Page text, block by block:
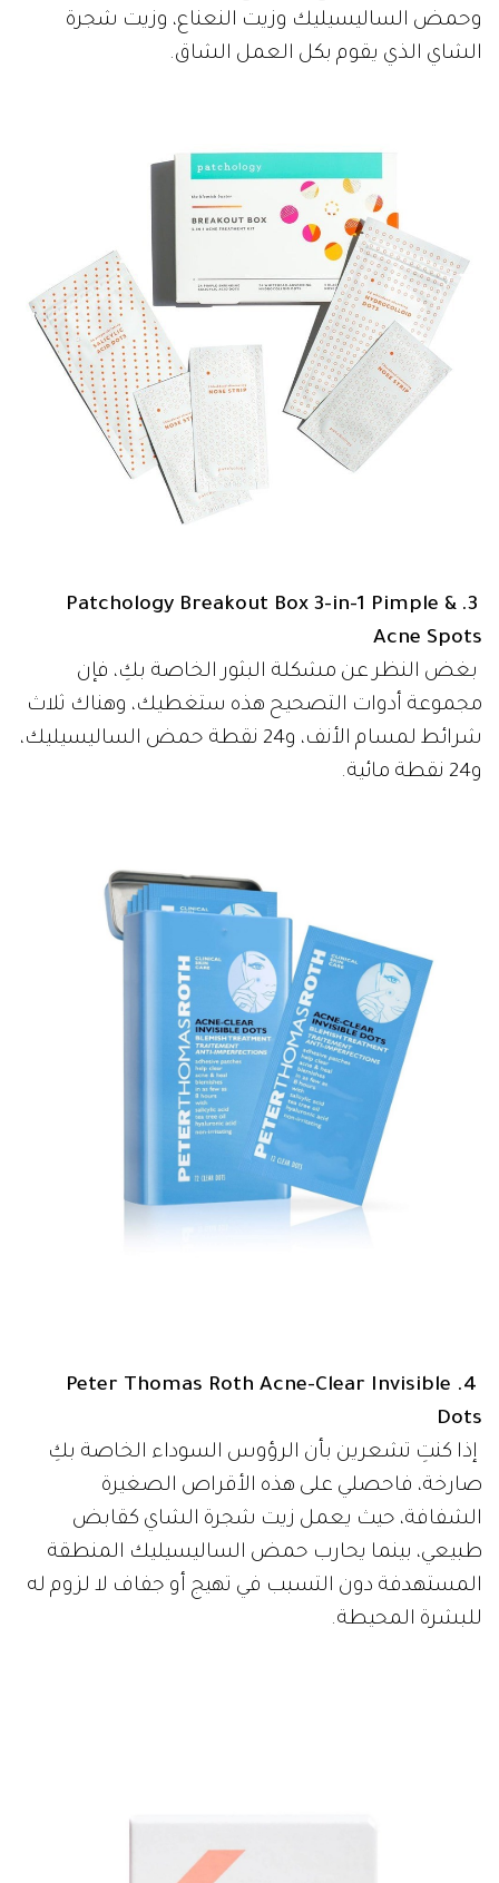
وحمض الساليسيليك وزيت النعناع، وزيت شجرة
الشاي الذي يقوم بكل العمل الشاق.
3.
Patchology Breakout Box 3-in-1 Pimple &
Acne Spots
بغض النظر عن مشكلة البثور الخاصة بكِ، فإن
مجموعة أدوات التصحيح هذه ستغطيك، وهناك ثلاث
شرائط لمسام الأنف، و24 نقطة حمض الساليسيليك،
و24 نقطة مائية.
4. Peter Thomas Roth Acne-Clear Invisible
Dots
إذا كنتِ تشعرين بأن الرؤوس السوداء الخاصة بكِ
صارخة، فاحصلي على هذه الأقراص الصغيرة
الشفافة، حيث يعمل زيت شجرة الشاي كقابض
طبيعي، بينما يحارب حمض الساليسيليك المنطقة
المستهدفة دون التسبب في تهيج أو جفاف لا لزوم له
للبشرة المحيطة.